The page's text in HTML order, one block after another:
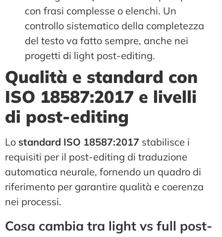
con frasi complesse o elenchi. Un
controllo sistematico della completezza
del testo va fatto sempre, anche nei
progetti di light post-editing.
Qualità e standard con
ISO 18587:2017 e livelli
di post-editing
Lo standard ISO 18587:2017 stabilisce i
requisiti per il post-editing di traduzione
automatica neurale, fornendo un quadro di
riferimento per garantire qualità e coerenza
nei processi.
Cosa cambia tra light vs full post-